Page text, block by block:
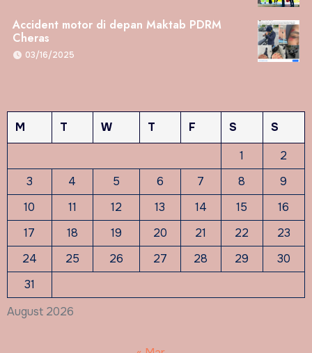
Accident motor di depan Maktab PDRM
Cheras
03/16/2025
August 2026
M T W T F S
S
1
2
3
4 5 6 7 8
9
10
11 12 13 14 15
16
17
18 19 20 21 22
23
24
25 26 27 28 29
30
31